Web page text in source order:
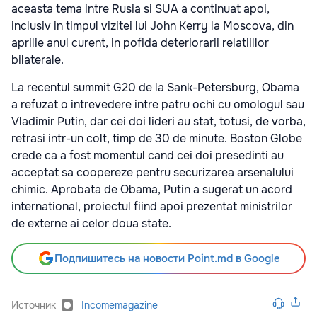
aceasta tema intre Rusia si SUA a continuat apoi,
inclusiv in timpul vizitei lui John Kerry la Moscova, din
aprilie anul curent, in pofida deteriorarii relatiillor
bilaterale.
La recentul summit G20 de la Sank-Petersburg, Obama
a refuzat o intrevedere intre patru ochi cu omologul sau
Vladimir Putin, dar cei doi lideri au stat, totusi, de vorba,
retrasi intr-un colt, timp de 30 de minute. Boston Globe
crede ca a fost momentul cand cei doi presedinti au
acceptat sa coopereze pentru securizarea arsenalului
chimic. Aprobata de Obama, Putin a sugerat un acord
international, proiectul fiind apoi prezentat ministrilor
de externe ai celor doua state.
Подпишитесь на новости Point.md в Google
Источник Incomemagazine